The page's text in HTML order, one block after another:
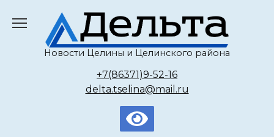
содержанию
Новости Целины и Целинского района
+7(86371)9-52-16
delta.tselina@mail.ru